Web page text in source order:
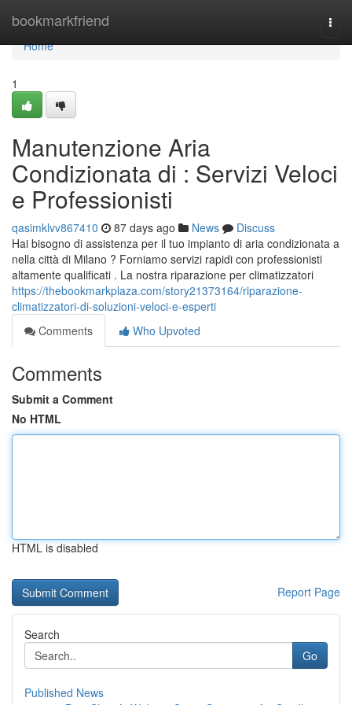
bookmarkfriend
Home
Home
1
Manutenzione Aria
Condizionata di : Servizi Veloci
e Professionisti
qasimklvv867410 87 days ago News
Discuss
Hai bisogno di assistenza per il tuo impianto di aria condizionata a
nella città di Milano ? Forniamo servizi rapidi con professionisti
altamente qualificati . La nostra riparazione per climatizzatori
https://thebookmarkplaza.com/story21373164/riparazione-
climatizzatori-di-soluzioni-veloci-e-esperti
Comments
Who Upvoted
Comments
Submit a Comment
No HTML
HTML is disabled
Report Page
Search
Go
Published News